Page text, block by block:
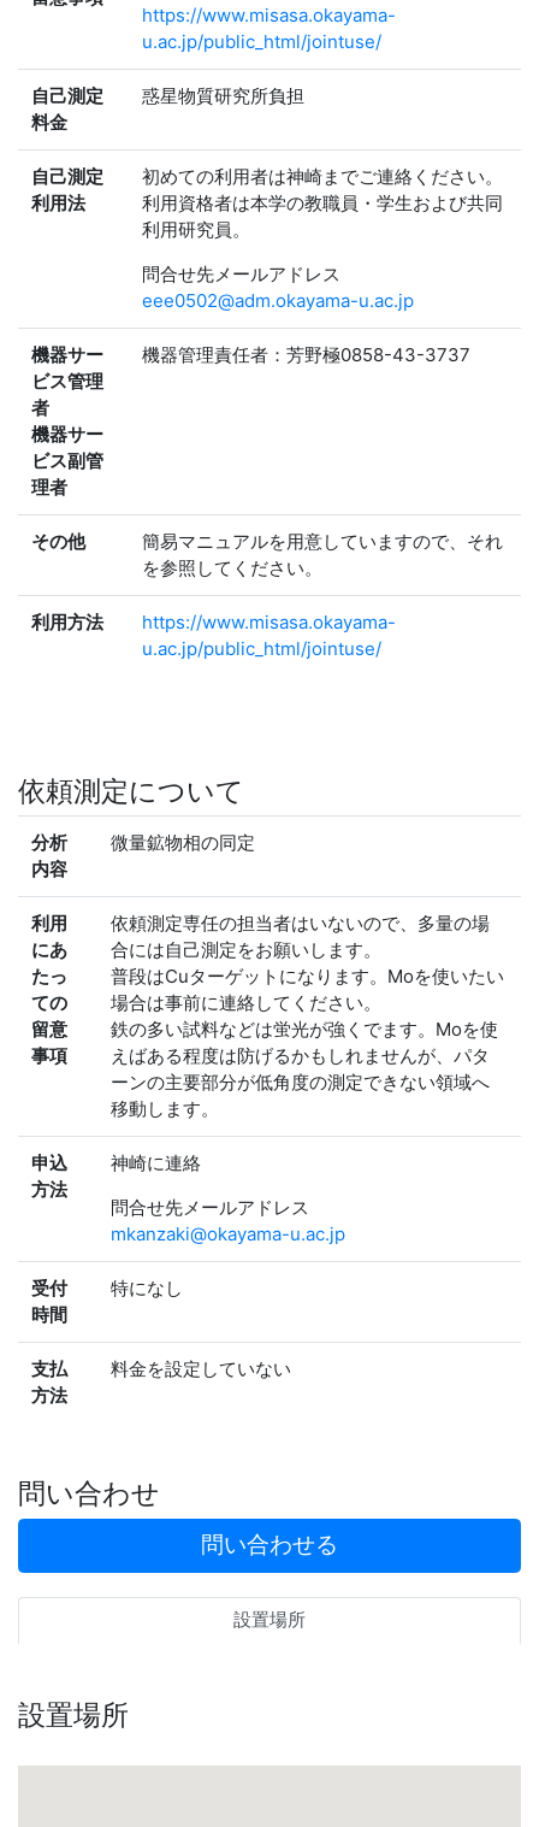
https://www.misasa.okayama-
u.ac.jp/public_html/jointuse/
自己測定
料金
惑星物質研究所負担
自己測定
利用法
初めての利用者は神崎までご連絡ください。
利用資格者は本学の教職員・学生および共同
利用研究員。
問合せ先メールアドレス
eee0502@adm.okayama-u.ac.jp
機器サー
ビス管理
者
機器サー
ビス副管
理者
機器管理責任者：芳野極0858-43-3737
その他
簡易マニュアルを用意していますので、それ
を参照してください。
利用方法
https://www.misasa.okayama-
u.ac.jp/public_html/jointuse/
依頼測定について
分析
内容
微量鉱物相の同定
利用
にあ
たっ
ての
留意
事項
依頼測定専任の担当者はいないので、多量の場
合には自己測定をお願いします。
普段はCuターゲットになります。Moを使いたい
場合は事前に連絡してください。
鉄の多い試料などは蛍光が強くでます。Moを使
えばある程度は防げるかもしれませんが、パタ
ーンの主要部分が低角度の測定できない領域へ
移動します。
申込
方法
神崎に連絡
問合せ先メールアドレス
mkanzaki@okayama-u.ac.jp
受付
時間
特になし
支払
方法
料金を設定していない
問い合わせ
問い合わせる
設置場所
設置場所